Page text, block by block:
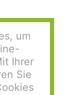
um
Ihrer
Sie